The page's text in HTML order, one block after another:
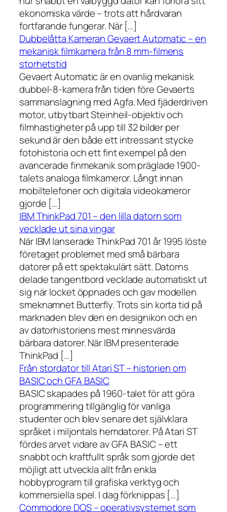
ekonomiska värde – trots att hårdvaran
fortfarande fungerar. När […]
Dubbelåtta Kameran Gevaert Automatic – en
mekanisk filmkamera från 8 mm-filmens
storhetstid
Gevaert Automatic är en ovanlig mekanisk
dubbel-8-kamera från tiden före Gevaerts
sammanslagning med Agfa. Med fjäderdriven
motor, utbytbart Steinheil-objektiv och
filmhastigheter på upp till 32 bilder per
sekund är den både ett intressant stycke
fotohistoria och ett fint exempel på den
avancerade finmekanik som präglade 1900-
talets analoga filmkameror. Långt innan
mobiltelefoner och digitala videokameror
gjorde […]
IBM ThinkPad 701 – den lilla datorn som
vecklade ut sina vingar
När IBM lanserade ThinkPad 701 år 1995 löste
företaget problemet med små bärbara
datorer på ett spektakulärt sätt. Datorns
delade tangentbord vecklade automatiskt ut
sig när locket öppnades och gav modellen
smeknamnet Butterfly. Trots sin korta tid på
marknaden blev den en designikon och en
av datorhistoriens mest minnesvärda
bärbara datorer. När IBM presenterade
ThinkPad […]
Från stordator till Atari ST – historien om
BASIC och GFA BASIC
BASIC skapades på 1960-talet för att göra
programmering tillgänglig för vanliga
studenter och blev senare det självklara
språket i miljontals hemdatorer. På Atari ST
fördes arvet vidare av GFA BASIC – ett
snabbt och kraftfullt språk som gjorde det
möjligt att utveckla allt från enkla
hobbyprogram till grafiska verktyg och
kommersiella spel. I dag förknippas […]
Commodore DOS – operativsystemet som